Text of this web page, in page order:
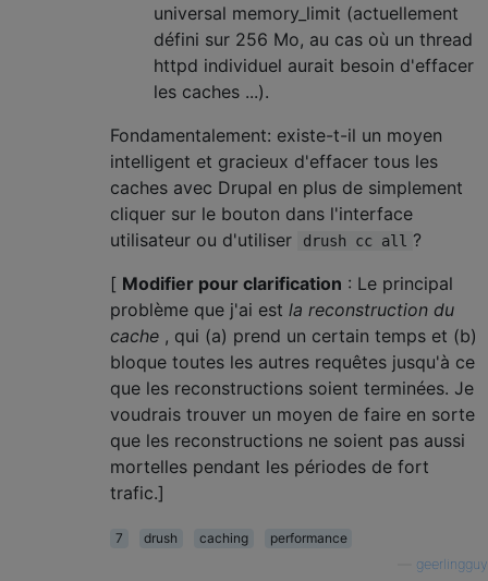
universal memory_limit (actuellement
défini sur 256 Mo, au cas où un thread
httpd individuel aurait besoin d'effacer
les caches ...).
Fondamentalement: existe-t-il un moyen
intelligent et gracieux d'effacer tous les
caches avec Drupal en plus de simplement
cliquer sur le bouton dans l'interface
utilisateur ou d'utiliser
drush cc all ?
[ Modifier pour clarification : Le principal
problème que j'ai est la reconstruction du
cache , qui (a) prend un certain temps et (b)
bloque toutes les autres requêtes jusqu'à ce
que les reconstructions soient terminées. Je
voudrais trouver un moyen de faire en sorte
que les reconstructions ne soient pas aussi
mortelles pendant les périodes de fort
trafic.]
7 drush caching
performance
geerlingguy